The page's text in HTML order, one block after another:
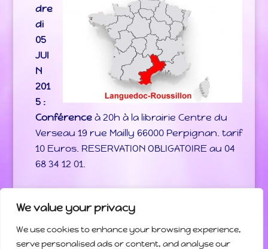
We value your privacy
We use cookies to enhance your browsing experience,
serve personalised ads or content, and analyse our
dre
di
05
JUI
N
201
5 :
Conférenceà 20h à la librairie Centre du
Verseau 19 rue Mailly 66000 Perpignan. tarif
10 Euros. RESERVATION OBLIGATOIRE au 04
68 34 12 01.
Bienvenue Programme des activités